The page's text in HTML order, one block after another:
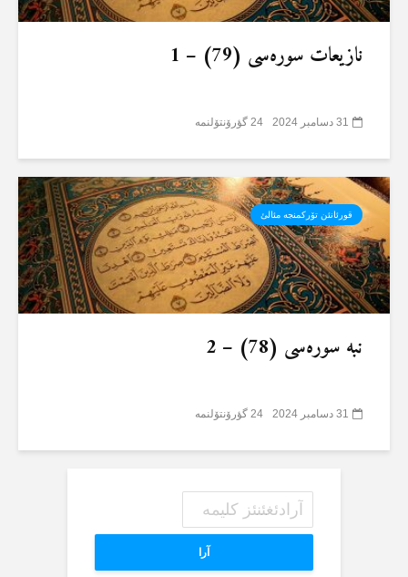
نازیعات سورەسی (79) – 1
31 دسامبر 2024 24 گؤرۆنتۆلنمە
قورئانئن تۆرکمنجە مئالئ
نبە سورەسی (78) – 2
31 دسامبر 2024 24 گؤرۆنتۆلنمە
آرا